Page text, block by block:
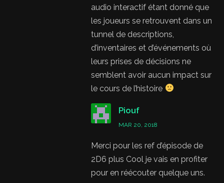
audio interactif étant donné que
les joueurs se retrouvent dans un
tunnel de descriptions,
d’inventaires et d’événements où
leurs prises de décisions ne
semblent avoir aucun impact sur
le cours de l’histoire
Piouf
MAR 20, 2018
Merci pour les ref d’épisode de
2D6 plus Cool je vais en profiter
pour en réécouter quelque uns.